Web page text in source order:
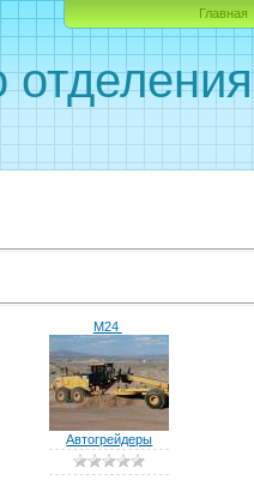
отделения
Главная
M24
Автогрейдеры